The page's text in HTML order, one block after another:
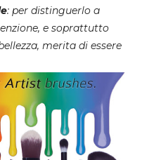
: per distinguerlo a
e soprattutto
merita di essere